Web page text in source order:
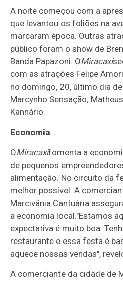
A noite começou com a
que levantou os foliões na
marcaram época. Outras
público foram o show de
Banda Papazoni. OMiracaxi
com as atrações Felipe
no domingo, 20, último dia
Marcynho Sensação;
Kannário.
Economia
OMiracaxifomenta a
de pequenos
alimentação. No circuito da
melhor possível. A
Marcivânia Cantuária
a economia local."Estamos
expectativa é muito boa.
restaurante e essa festa é
aquece nossas vendas",
A comerciante da cidade de